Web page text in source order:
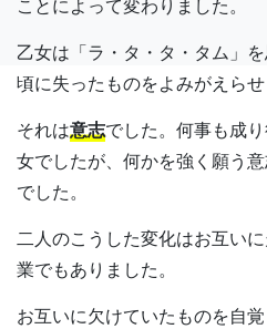
乙女は「ラ・タ・タ・タム」
頃に失ったものをよみがえらせ
それは意志でした。何事も成
女でしたが、何かを強く願う
でした。
二人のこうした変化はお互い
業でもありました。
お互いに欠けていたものを自